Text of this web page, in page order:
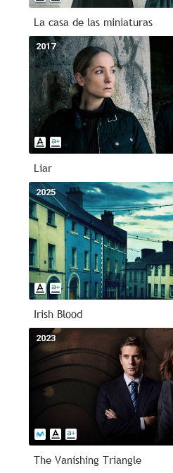
La casa de las miniaturas
2017
Liar
2025
Irish Blood
2023
The Vanishing Triangle